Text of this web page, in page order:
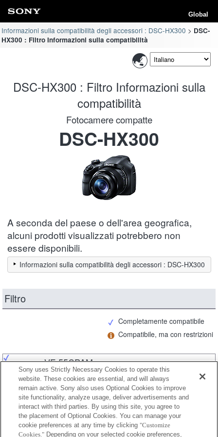
Global
Informazioni sulla compatibilità degli accessori : DSC-HX300
DSC-
HX300 : Filtro Informazioni sulla compatibilità
DSC-HX300 : Filtro Informazioni sulla
compatibilità
Fotocamere compatte
DSC-HX300
A seconda del paese o dell'area geografica,
alcuni prodotti visualizzati potrebbero non
essere disponibili.
Informazioni sulla compatibilità degli accessori : DSC-HX300
Filtro
Completamente compatibile
Compatibile, ma con restrizioni
VF-55CPAM
VF-55CPAM2
Sony uses Strictly Necessary Cookies to operate this
website. These cookies are essential, and will always
remain active. Sony also uses Optional Cookies to improve
site functionality, analyze usage, deliver advertisements and
interact with third parties. By using this site, you agree to
the placement of Optional Cookies. You can manage your
cookie preferences at any time by clicking "Customize
Cookies." Depending on your selected cookie preferences,